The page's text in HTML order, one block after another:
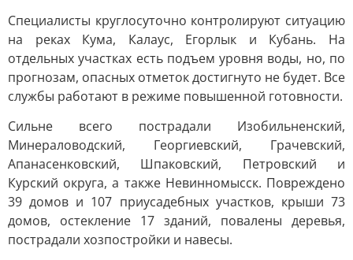
Специалисты круглосуточно контролируют ситуацию
на реках Кума, Калаус, Егорлык и Кубань. На
отдельных участках есть подъем уровня воды, но, по
прогнозам, опасных отметок достигнуто не будет. Все
службы работают в режиме повышенной готовности.
Сильне всего пострадали Изобильненский,
Минераловодский, Георгиевский, Грачевский,
Апанасенковский, Шпаковский, Петровский и
Курский округа, а также Невинномысск. Повреждено
39 домов и 107 приусадебных участков, крыши 73
домов, остекление 17 зданий, повалены деревья,
пострадали хозпостройки и навесы.